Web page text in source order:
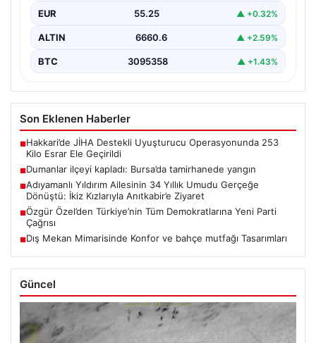
EUR 55.25 ▲ +0.32%
ALTIN 6660.6 ▲ +2.59%
BTC 3095358 ▲ +1.43%
Son Eklenen Haberler
■Hakkari’de JİHA Destekli Uyuşturucu Operasyonunda 253
Kilo Esrar Ele Geçirildi
■Dumanlar ilçeyi kapladı: Bursa’da tamirhanede yangın
■Adıyamanlı Yıldırım Ailesinin 34 Yıllık Umudu Gerçeğe
Dönüştü: İkiz Kızlarıyla Anıtkabir’e Ziyaret
■Özgür Özel’den Türkiye’nin Tüm Demokratlarına Yeni Parti
Çağrısı
■Dış Mekan Mimarisinde Konfor ve bahçe mutfağı Tasarımları
Güncel